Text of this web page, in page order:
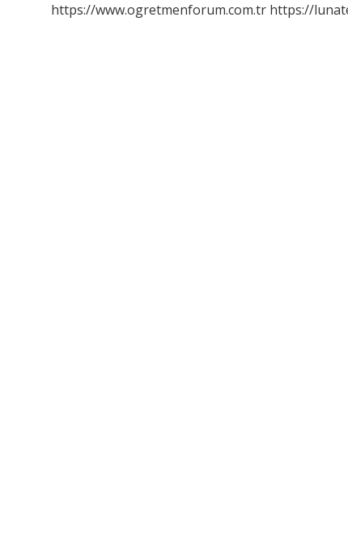
https://www.ogretmenforum.com.tr https://